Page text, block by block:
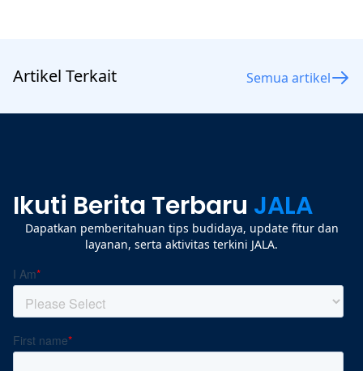
Artikel Terkait Semua artikel
Ikuti Berita Terbaru JALA
Dapatkan pemberitahuan tips budidaya, update fitur dan
layanan, serta aktivitas terkini JALA.